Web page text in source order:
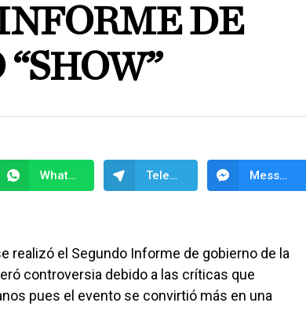
DE
WhatsApp Telegram Messenger
realizó el Segundo Informe de gobierno de la
controversia debido a las críticas que
pues el evento se convirtió más en una